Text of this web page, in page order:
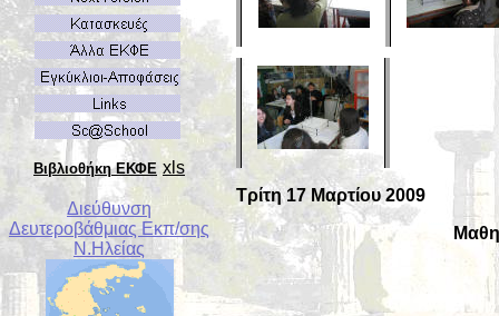
Βιβλιοθήκη ΕΚΦΕ xls
Διεύθυνση
Δευτεροβάθμιας Εκπ/σης
Ν.Ηλείας
Τρίτη 17 Μαρτίου 2009